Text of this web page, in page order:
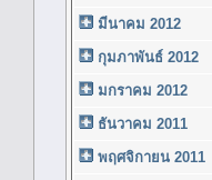
มีนาคม 2012
กุมภาพันธ์ 2012
มกราคม 2012
ธันวาคม 2011
พฤศจิกายน 2011